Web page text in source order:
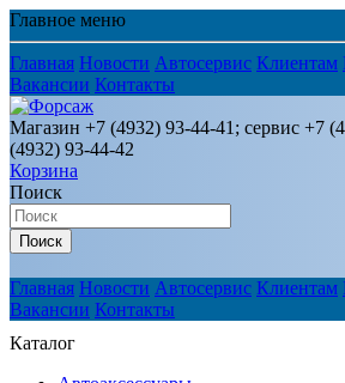
Главное меню
Главная Новости Автосервис Клиентам
Вакансии Контакты
Магазин +7 (4932) 93-44-41; сервис +7
(4932) 93-44-42
Корзина
Поиск
Поиск
Главная Новости Автосервис Клиентам
Вакансии Контакты
Каталог